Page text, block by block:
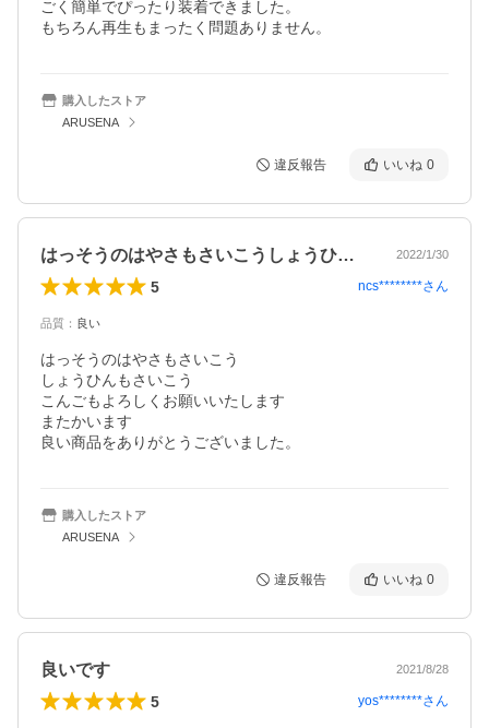
ごく簡単でぴったり装着できました。
もちろん再生もまったく問題ありません。
購入したストア
ARUSENA
違反報告 いいね 0
はっそうのはやさもさいこうしょうひんも… 2022/1/30
5 ncs********さん
品質 ： 良い
はっそうのはやさもさいこう
しょうひんもさいこう
こんごもよろしくお願いいたします
またかいます
良い商品をありがとうございました。
購入したストア
ARUSENA
違反報告 いいね 0
良いです 2021/8/28
5 yos********さん